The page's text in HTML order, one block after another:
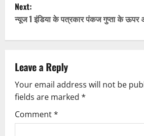
t
n
a
v
i
g
Next:
न्यूज 1 इंडिया के पत्रकार पंकज गुप्ता के
Leave a Reply
Your email address will not be
fields are marked *
Comment*